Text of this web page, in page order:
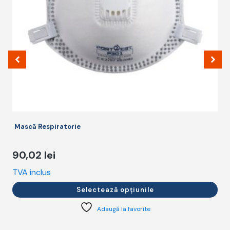
Mască Respiratorie
90,02 lei
TVA inclus
Selectează opțiunile
pagina
produsului.
Adaugă la favorite